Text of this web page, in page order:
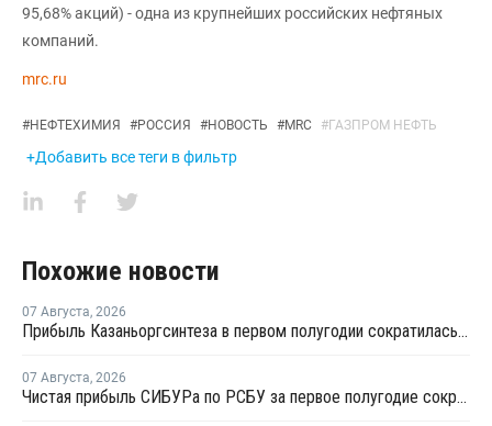
95,68% акций) - одна из крупнейших российских нефтяных
компаний.
mrc.ru
#НЕФТЕХИМИЯ #РОССИЯ #НОВОСТЬ #MRC #ГАЗПРОМ НЕФТЬ
+Добавить все теги в фильтр
Похожие новости
07 Августа, 2026
Прибыль Казаньоргсинтеза в первом полугодии сократилась более чем в 2 раза
07 Августа, 2026
Чистая прибыль СИБУРа по РСБУ за первое полугодие сократилась в 3,6 раза